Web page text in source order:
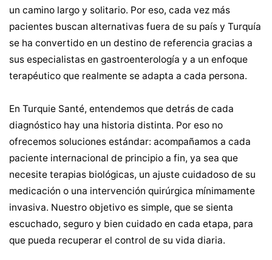
un camino largo y solitario. Por eso, cada vez más
pacientes buscan alternativas fuera de su país y Turquía
se ha convertido en un destino de referencia gracias a
sus especialistas en gastroenterología y a un enfoque
terapéutico que realmente se adapta a cada persona.
En Turquie Santé, entendemos que detrás de cada
diagnóstico hay una historia distinta. Por eso no
ofrecemos soluciones estándar: acompañamos a cada
paciente internacional de principio a fin, ya sea que
necesite terapias biológicas, un ajuste cuidadoso de su
medicación o una intervención quirúrgica mínimamente
invasiva. Nuestro objetivo es simple, que se sienta
escuchado, seguro y bien cuidado en cada etapa, para
que pueda recuperar el control de su vida diaria.